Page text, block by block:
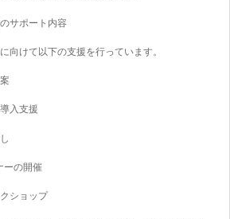
サポート内容
向けて以下の支援を行っています。
入支援
ーの開催
ショップ